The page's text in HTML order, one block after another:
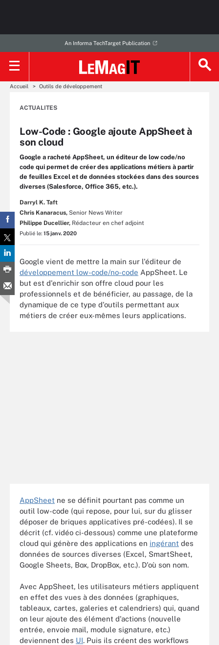
An Informa TechTarget Publication
Accueil Outils de développement
ACTUALITES
Low-Code : Google ajoute AppSheet à
son cloud
Google a racheté AppSheet, un éditeur de low code/no
code qui permet de créer des applications métiers à partir
de feuilles Excel et de données stockées dans des sources
diverses (Salesforce, Office 365, etc.).
Darryl K. Taft
Chris Kanaracus, Senior News Writer
Philippe Ducellier, Rédacteur en chef adjoint
Publié le: 15 janv. 2020
Google vient de mettre la main sur l'éditeur de
développement low-code/no-code AppSheet. Le
but est d'enrichir son offre cloud pour les
professionnels et de bénéficier, au passage, de la
dynamique de ce type d'outils permettant aux
métiers de créer eux-mêmes leurs applications.
AppSheet ne se définit pourtant pas comme un
outil low-code (qui repose, pour lui, sur du glisser
déposer de briques applicatives pré-codées). Il se
décrit (cf. vidéo ci-dessous) comme une plateforme
cloud qui génère des applications en ingérant des
données de sources diverses (Excel, SmartSheet,
Google Sheets, Box, DropBox, etc.). D'où son nom.
Avec AppSheet, les utilisateurs métiers appliquent
en effet des vues à des données (graphiques,
tableaux, cartes, galeries et calendriers) qui, quand
on leur ajoute des élément d'actions (nouvelle
entrée, envoie mail, module signature, etc.)
deviennent des UI. Puis ils créent des workflows